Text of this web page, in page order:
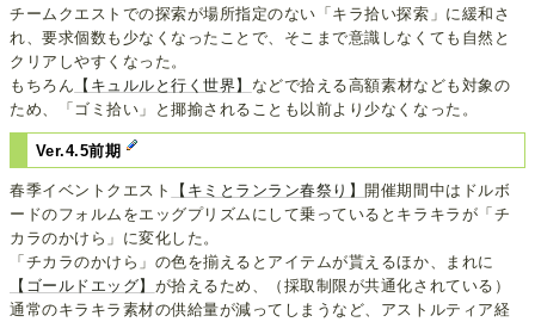
チームクエストでの探索が場所指定のない「キラ拾い探索」に緩和さ
れ、要求個数も少なくなったことで、そこまで意識しなくても自然と
クリアしやすくなった。
もちろん 【キュルルと行く世界】 などで拾える高額素材なども対象の
ため、「ゴミ拾い」と揶揄されることも以前より少なくなった。
Ver.4.5前期
春季イベントクエスト 【キミとランラン春祭り】開催期間中はドルボ
ードのフォルムをエッグプリズムにして乗っているとキラキラが「チ
カラのかけら」に変化した。
「チカラのかけら」の色を揃えるとアイテムが貰えるほか、まれに
【ゴールドエッグ】 が拾えるため、（採取制限が共通化されている）
通常のキラキラ素材の供給量が減ってしまうなど、アストルティア経